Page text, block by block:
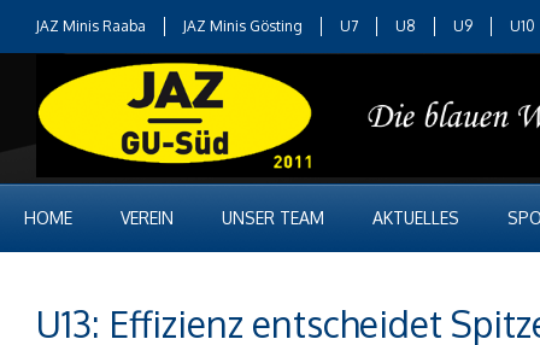
JAZ Minis Raaba JAZ Minis Gösting U7 U8 U9 U10
HOME VEREIN UNSER TEAM AKTUELLES
U13: Effizienz entscheidet